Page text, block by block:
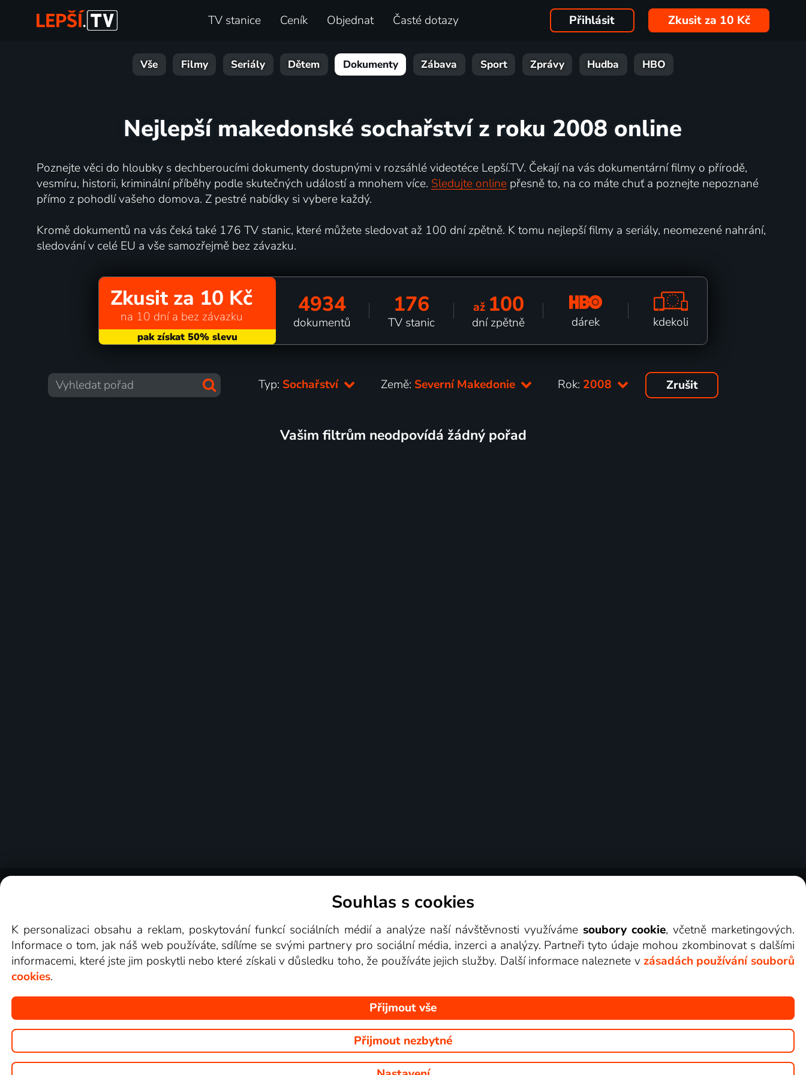
TV stanice Ceník Objednat Časté dotazy Přihlásit Zkusit za 10 Kč
Vše Filmy Seriály Dětem Dokumenty Zábava Sport Zprávy Hudba HBO
Nejlepší makedonské sochařství z roku 2008 online
Poznejte věci do hloubky s dechberoucími dokumenty dostupnými v rozsáhlé videotéce Lepší.TV. Čekají na vás dokumentární filmy o přírodě,
vesmíru, historii, kriminální příběhy podle skutečných událostí a mnohem více. Sledujte onlinepřesně to, na co máte chuť a poznejte nepoznané
přímo z pohodlí vašeho domova. Z pestré nabídky si vybere každý.
Kromě dokumentů na vás čeká také 176 TV stanic, které můžete sledovat až 100 dní zpětně. K tomu nejlepší filmy a seriály, neomezené nahrání,
sledování v celé EU a vše samozřejmě bez závazku.
Zkusit za 10 Kč
na 10 dní a bez závazku 4934
dokumentů
176
TV stanic
až 100
dní zpětně dárek kdekoli
Typ: Sochařství Země: Severní Makedonie Rok: 2008 Zrušit
Vašim filtrům neodpovídá žádný pořad
Videotéka
Copyright © goNET s.r.o. Na tomto webu jsou zobrazovány obrázky z pořadů TV stanic, které můžete sledovat v Lepší.TV.
Souhlas s cookies
K personalizaci obsahu a reklam, poskytování funkcí sociálních médií a analýze naší návštěvnosti využívámesoubory cookie, včetně marketingových.
Informace o tom, jak náš web používáte, sdílíme se svými partnery pro sociální média, inzerci a analýzy. Partneři tyto údaje mohou zkombinovat s dalšími
informacemi, které jste jim poskytli nebo které získali v důsledku toho, že používáte jejich služby. Další informace naleznete v zásadách používání souborů
cookies.
Přijmout vše
Přijmout nezbytné